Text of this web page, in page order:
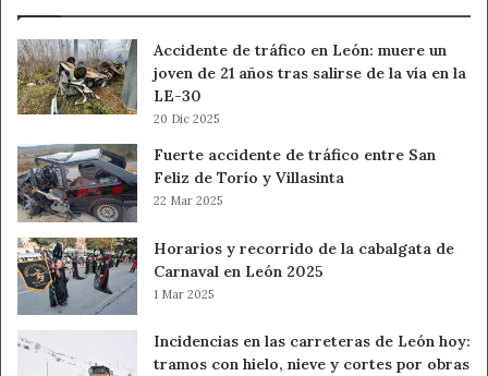
Accidente de tráfico en León: muere un
joven de 21 años tras salirse de la vía en la
LE-30
20 Dic 2025
Fuerte accidente de tráfico entre San
Feliz de Torío y Villasinta
22 Mar 2025
Horarios y recorrido de la cabalgata de
Carnaval en León 2025
1 Mar 2025
Incidencias en las carreteras de León hoy:
tramos con hielo, nieve y cortes por obras